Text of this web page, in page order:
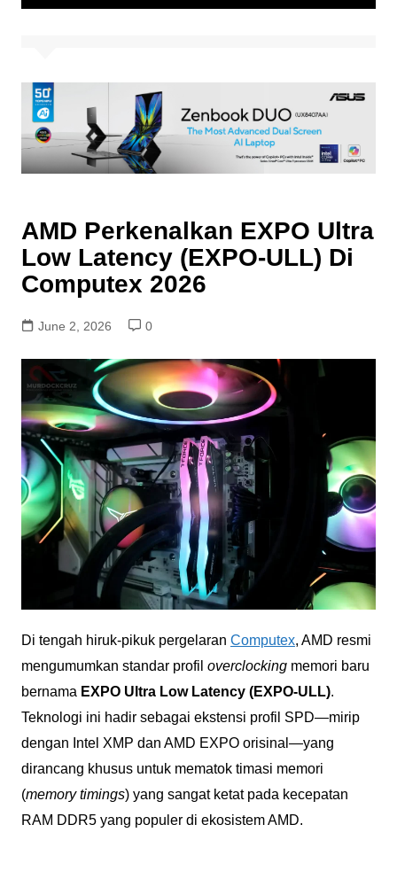
AMD Perkenalkan EXPO Ultra
Low Latency (EXPO-ULL) Di
Computex 2026
June 2, 2026 0
Di tengah hiruk-pikuk pergelaran Computex, AMD resmi
mengumumkan standar profil overclockingmemori baru
bernama EXPO Ultra Low Latency (EXPO-ULL).
Teknologi ini hadir sebagai ekstensi profil SPD—mirip
dengan Intel XMP dan AMD EXPO orisinal—yang
dirancang khusus untuk mematok timasi memori
(memory timings) yang sangat ketat pada kecepatan
RAM DDR5 yang populer di ekosistem AMD.